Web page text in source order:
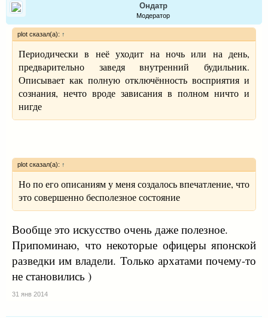
Ондатр
Модератор
plot сказал(а): ↑
Периодически в неё уходит на ночь или на день,
предварительно заведя внутренний будильник.
Описывает как полную отключённость восприятия и
сознания, нечто вроде зависания в полном ничто и
нигде
plot сказал(а): ↑
Но по его описаниям у меня создалось впечатление, что
это совершенно бесполезное состояние
Вообще это искусство очень даже полезное.
Припоминаю, что некоторые офицеры японской
разведки им владели. Только архатами почему-то
не становились )
31 янв 2014